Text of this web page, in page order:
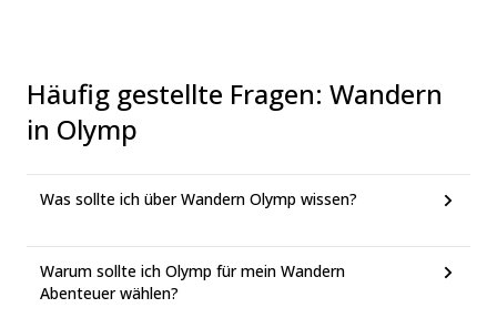
Häufig gestellte Fragen: Wandern
in Olymp
Was sollte ich über Wandern Olymp wissen?
Warum sollte ich Olymp für mein Wandern
Abenteuer wählen?